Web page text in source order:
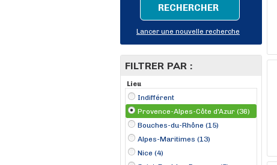
RECHERCHER
Lancer une nouvelle recherche
FILTRER PAR :
Lieu
Indifférent
Provence-Alpes-Côte d'Azur (36)
Bouches-du-Rhône (15)
Alpes-Maritimes (13)
Nice (4)